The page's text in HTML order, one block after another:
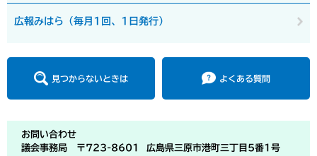
広報みはら（毎月1回、1日発行）
見つからないときは よくある質問
お問い合わせ
議会事務局 〒723-8601 広島県三原市港町三丁目5番1号